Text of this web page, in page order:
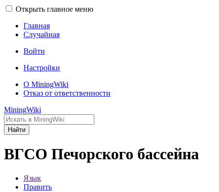
Открыть главное меню
Главная
Случайная
Войти
Настройки
О MiningWiki
Отказ от ответственности
MiningWiki
Найти
ВГСО Печорского бассейна
Язык
Править